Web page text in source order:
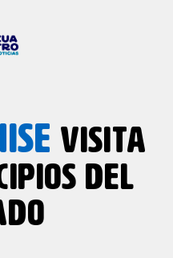
VISITA
DEL